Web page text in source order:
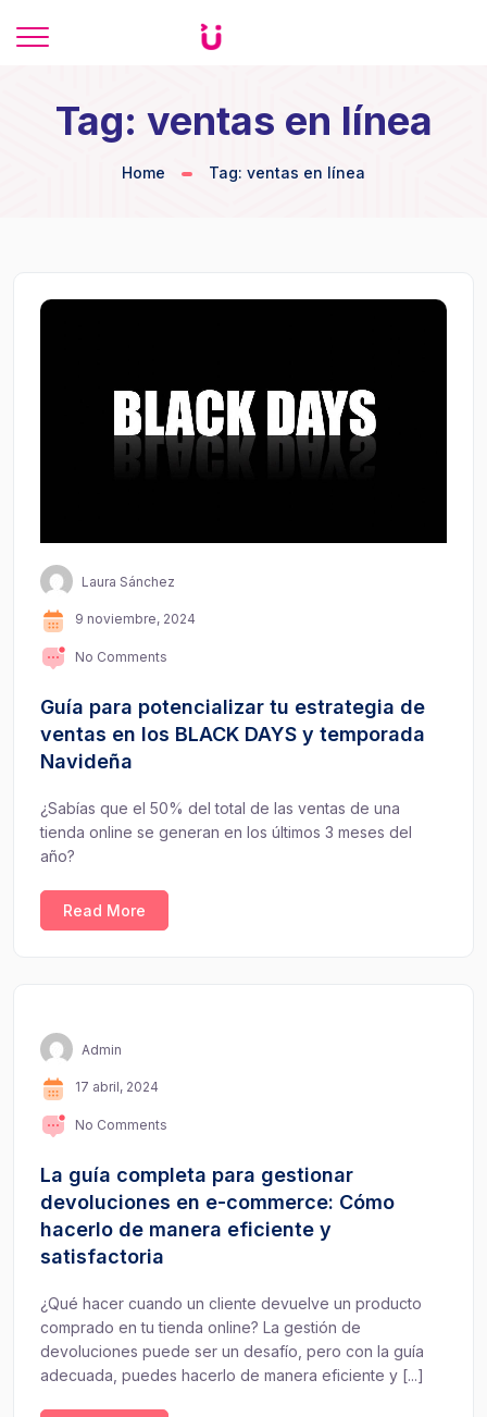
Tag: ventas en línea
Home Tag: ventas en línea
Laura Sánchez
9 noviembre, 2024
No Comments
Guía para potencializar tu estrategia de
ventas en los BLACK DAYS y temporada
Navideña
¿Sabías que el 50% del total de las ventas de una
tienda online se generan en los últimos 3 meses del
año?
Read More
Admin
17 abril, 2024
No Comments
La guía completa para gestionar
devoluciones en e-commerce: Cómo
hacerlo de manera eficiente y
satisfactoria
¿Qué hacer cuando un cliente devuelve un producto
comprado en tu tienda online? La gestión de
devoluciones puede ser un desafío, pero con la guía
adecuada, puedes hacerlo de manera eficiente y [...]